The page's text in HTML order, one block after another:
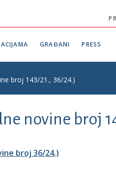
GRAĐANI PRESS
broj 143/21., 36/24.)
novine broj
broj 36/24.)